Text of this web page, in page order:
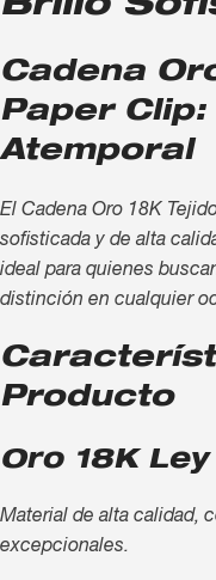
Brillo
Cadena
Paper Clip:
Atemporal
El Cadena Oro 18K
sofisticada y de alta
ideal para quienes
distinción en cualquier
Producto
Oro 18K
Material de alta calidad,
excepcionales.